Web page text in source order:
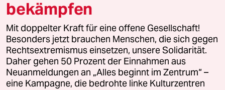
© 2026 taz Verlags und Vertriebs GmbH
Alle Rechte vorbehalten. Bei rechtlichen Fragen oder für Genehmigungen
wenden Sie sich bitte an
lizenzen@taz.de
Feedback Redaktionsstatut Kommune-Richtlinien
bekämpfen
Mit doppelter Kraft für eine offene Gesellschaft!
Besonders jetzt brauchen Menschen, die sich gegen
Rechtsextremismus einsetzen, unsere Solidarität.
Daher gehen 50 Prozent der Einnahmen aus
Neuanmeldungen an „Alles beginnt im Zentrum“ –
eine Kampagne, die bedrohte linke Kulturzentren